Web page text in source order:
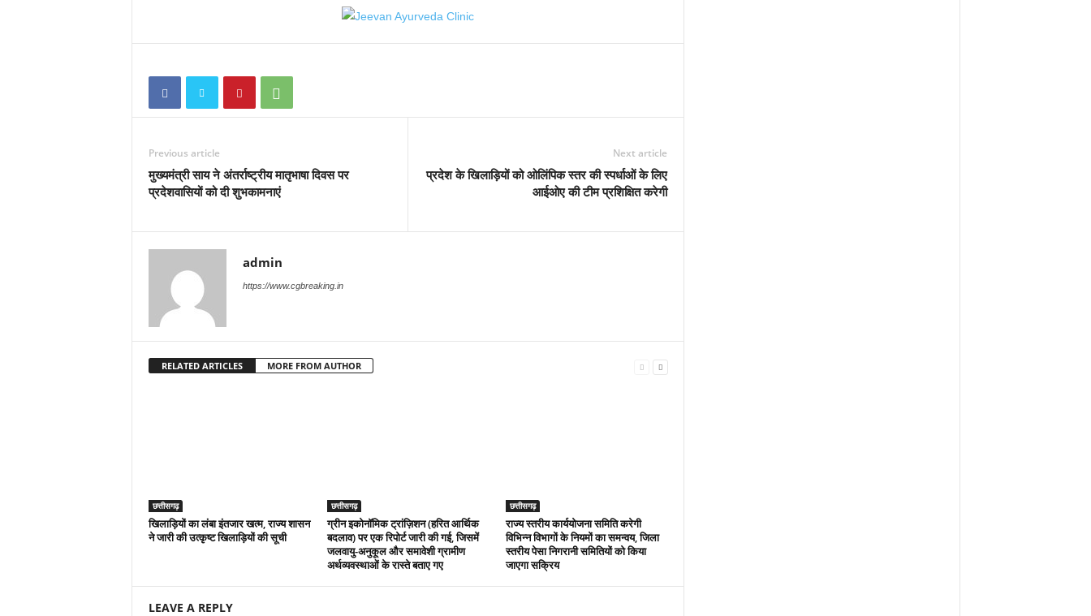
Previous article
मुख्यमंत्री साय ने अंतर्राष्ट्रीय मातृभाषा दिवस पर
प्रदेशवासियों को दी शुभकामनाएं
Next article
प्रदेश के खिलाड़ियों को ओलिंपिक स्तर की स्पर्धाओं के लिए
आईओए की टीम प्रशिक्षित करेगी
admin
https://www.cgbreaking.in
RELATED ARTICLES MORE FROM AUTHOR
छत्तीसगढ़
खिलाड़ियों का लंबा इंतजार खत्म, राज्य शासन
ने जारी की उत्कृष्ट खिलाड़ियों की सूची
छत्तीसगढ़
ग्रीन इकोनॉमिक ट्रांज़िशन (हरित आर्थिक
बदलाव) पर एक रिपोर्ट जारी की गई, जिसमें
जलवायु-अनुकूल और समावेशी ग्रामीण
अर्थव्यवस्थाओं के रास्ते बताए गए
छत्तीसगढ़
राज्य स्तरीय कार्ययोजना समिति करेगी
विभिन्न विभागों के नियमों का समन्वय, जिला
स्तरीय पेसा निगरानी समितियों को किया
जाएगा सक्रिय
LEAVE A REPLY